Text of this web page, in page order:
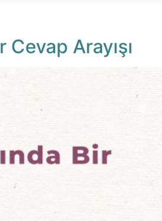
Arayışı